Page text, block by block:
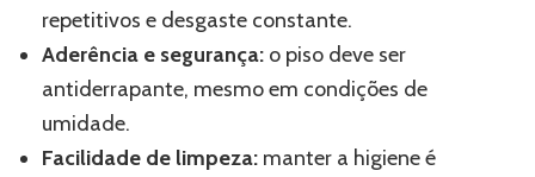
repetitivos e desgaste constante.
Aderência e segurança: o piso deve ser
antiderrapante, mesmo em condições de
umidade.
Facilidade de limpeza: manter a higiene é